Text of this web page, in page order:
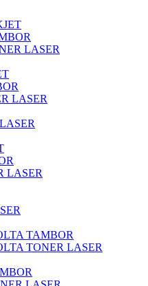
LASER
LASER
LASER
TAMBOR
TONER LASER